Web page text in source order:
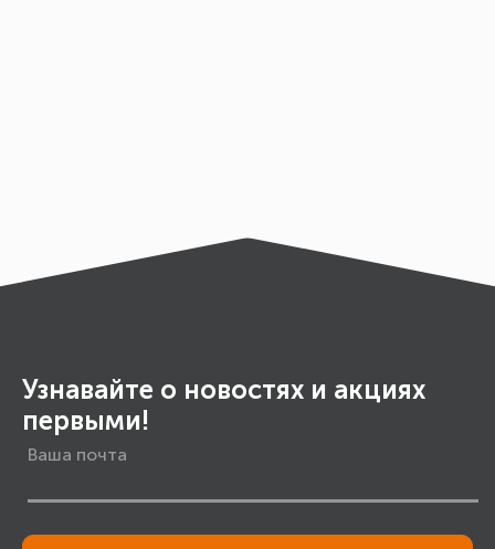
Узнавайте о новостях и акциях
первыми!